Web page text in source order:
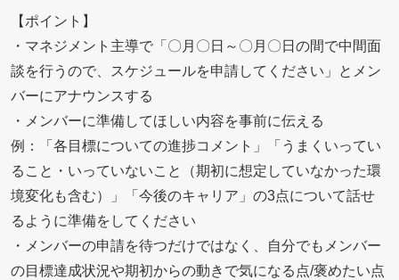
【ポイント】
・マネジメント主導で「〇月〇日～〇月〇日の間で中間面
談を行うので、スケジュールを申請してください」とメン
バーにアナウンスする
・メンバーに準備してほしい内容を事前に伝える
例：「各目標についての進捗コメント」「うまくいってい
ること・いっていないこと（期初に想定していなかった環
境変化も含む）」「今後のキャリア」の3点について話せ
るように準備をしてください
・メンバーの申請を待つだけではなく、自分でもメンバー
の目標達成状況や期初からの動きで気になる点/褒めたい点